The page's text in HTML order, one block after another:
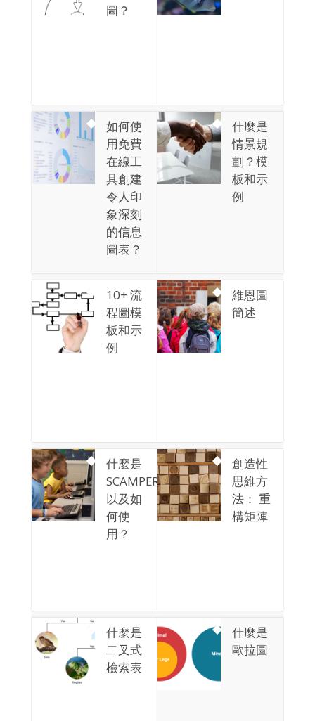
圖？
如何使
用免費
在線工
具創建
令人印
象深刻
的信息
圖表？
什麼是
情景規
劃？模
板和示
例
10+ 流
程圖模
板和示
例
維恩圖
簡述
什麼是
SCAMPER
以及如
何使
用？
創造性
思維方
法： 重
構矩陣
什麼是
二叉式
檢索表
什麼是
歐拉圖